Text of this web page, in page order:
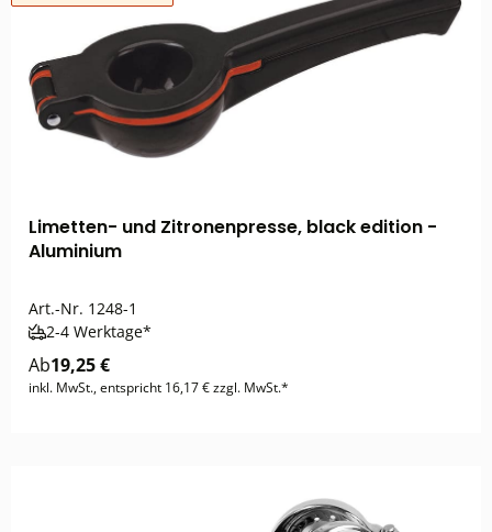
Limetten- und Zitronenpresse, black edition -
Aluminium
Art.-Nr. 1248-1
2-4 Werktage*
Ab19,25 €
inkl. MwSt., entspricht 16,17 € zzgl. MwSt.*